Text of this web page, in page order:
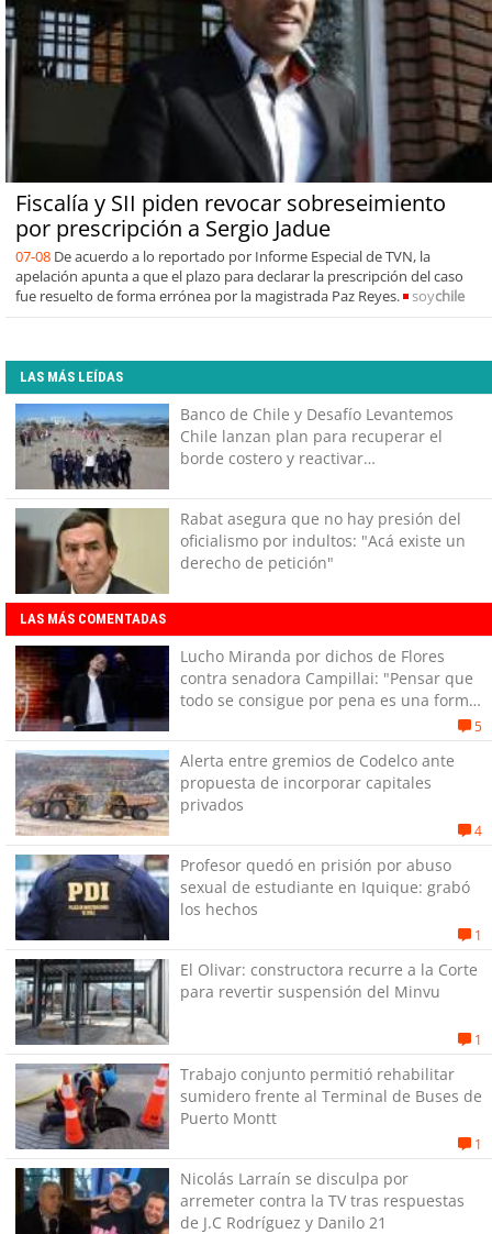
Fiscalía y SII piden revocar sobreseimiento
por prescripción a Sergio Jadue
07-08 De acuerdo a lo reportado por Informe Especial de TVN, la
apelación apunta a que el plazo para declarar la prescripción del caso
fue resuelto de forma errónea por la magistrada Paz Reyes.
soychile
LAS MÁS LEÍDAS
Banco de Chile y Desafío Levantemos
Chile lanzan plan para recuperar el
borde costero y reactivar
Coquimbo
Rabat asegura que no hay presión del
oficialismo por indultos: "Acá existe un
derecho de petición"
LAS MÁS COMENTADAS
Lucho Miranda por dichos de Flores
contra senadora Campillai: "Pensar que
todo se consigue por pena es una forma
5
Alerta entre gremios de Codelco ante
propuesta de incorporar capitales
privados
4
Profesor quedó en prisión por abuso
sexual de estudiante en Iquique: grabó
los hechos
1
El Olivar: constructora recurre a la Corte
para revertir suspensión del Minvu
1
Trabajo conjunto permitió rehabilitar
sumidero frente al Terminal de Buses de
Puerto Montt
1
Nicolás Larraín se disculpa por
arremeter contra la TV tras respuestas
de J.C Rodríguez y Danilo 21